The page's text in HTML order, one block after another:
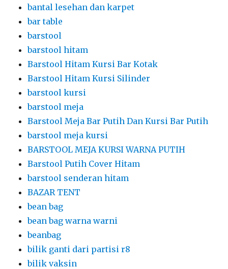
bantal lesehan dan karpet
bar table
barstool
barstool hitam
Barstool Hitam Kursi Bar Kotak
Barstool Hitam Kursi Silinder
barstool kursi
barstool meja
Barstool Meja Bar Putih Dan Kursi Bar Putih
barstool meja kursi
BARSTOOL MEJA KURSI WARNA PUTIH
Barstool Putih Cover Hitam
barstool senderan hitam
BAZAR TENT
bean bag
bean bag warna warni
beanbag
bilik ganti dari partisi r8
bilik vaksin